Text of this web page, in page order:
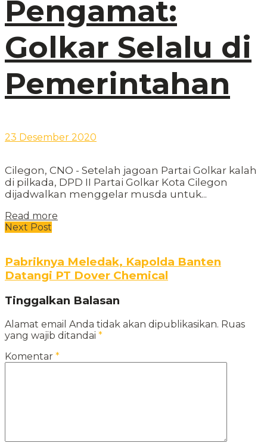
Pengamat:
Golkar Selalu di
Pemerintahan
23 Desember 2020
Cilegon, CNO - Setelah jagoan Partai Golkar kalah
di pilkada, DPD II Partai Golkar Kota Cilegon
dijadwalkan menggelar musda untuk...
Read more
Next Post
Pabriknya Meledak, Kapolda Banten
Datangi PT Dover Chemical
Tinggalkan Balasan
Alamat email Anda tidak akan dipublikasikan. Ruas
yang wajib ditandai *
Komentar *